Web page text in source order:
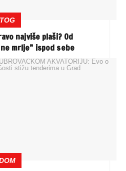
najviše plaši? Od
mrlje” ispod sebe